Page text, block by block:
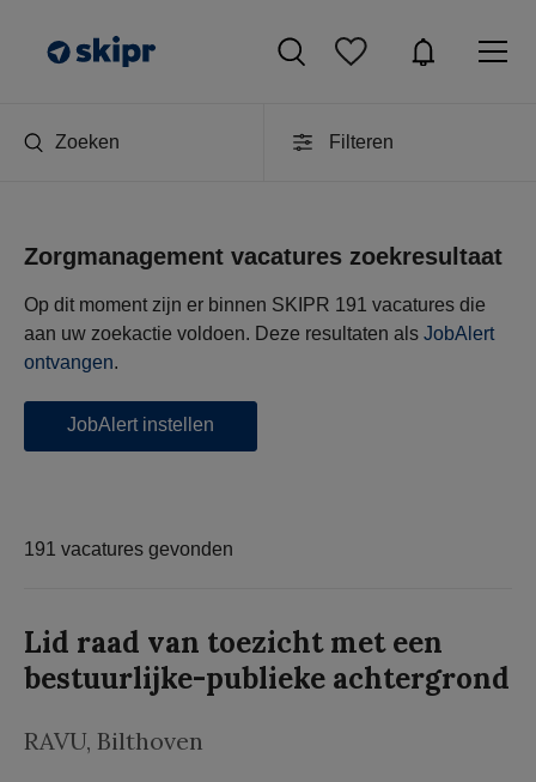
Zoeken Filteren
Zorgmanagement vacatures zoekresultaat
Op dit moment zijn er binnen SKIPR 191 vacatures die
aan uw zoekactie voldoen. Deze resultaten als JobAlert
ontvangen.
JobAlert instellen
191 vacatures gevonden
Lid raad van toezicht met een
bestuurlijke-publieke achtergrond
RAVU, Bilthoven